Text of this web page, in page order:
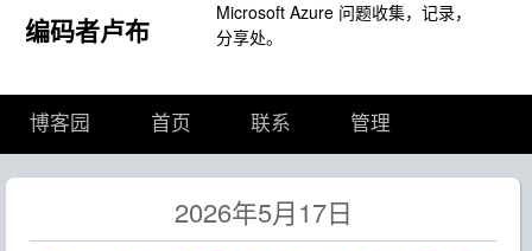
编码者卢布
Microsoft Azure 问题收集，记录，
分享处。
博客园 首页 联系 管理
2026年5月17日